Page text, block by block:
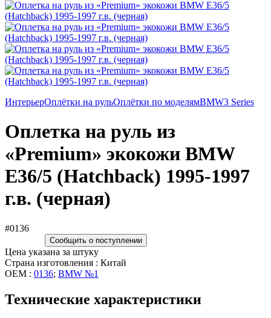
ИнтерьерОплётки на рульОплётки по моделямBMW3 Series
Оплетка на руль из
«Premium» экокожи BMW
E36/5 (Hatchback) 1995-1997
г.в. (черная)
#0136
Сообщить о поступлении
Цена указана за штуку
Страна изготовления : Китай
OEM : 0136; BMW №1
Технические характеристики